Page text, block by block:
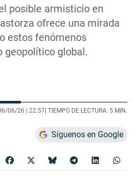
posible armisticio en
ofrece una mirada
estos fenómenos
geopolítico global.
06/26 | 22:57| TIEMPO DE LECTURA: 5 MIN.
Síguenos en Google